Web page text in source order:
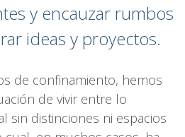
y encauzar rumbos
ideas y proyectos.
de confinamiento, hemos
de vivir entre lo
sin distinciones ni espacios